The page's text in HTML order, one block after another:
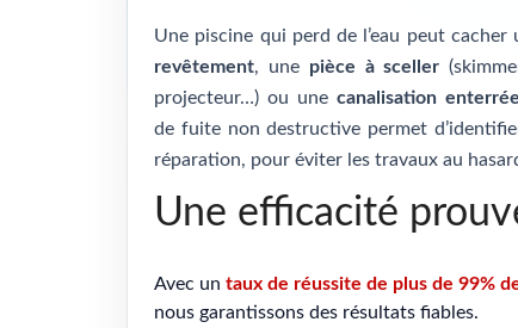
Une piscine qui perd de l’eau peut
revêtement, une pièce à sceller
projecteur…) ou une canalisation enterrée
de fuite non destructive permet
réparation, pour éviter les travaux au
Une efficacité
Avec un taux de réussite de plus de 99%
nous garantissons des résultats fiables.